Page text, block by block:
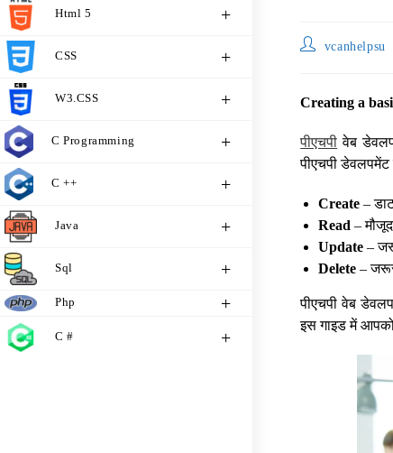
Html 5
CSS
W3.CSS
C Programming
C ++
Java
Sql
Php
C #
vcanhelpsu
Creating a
पीएचपी वेब
पीएचपी
Create –
Read –
Update –
Delete–
पीएचपी वेब
इस गाइड में